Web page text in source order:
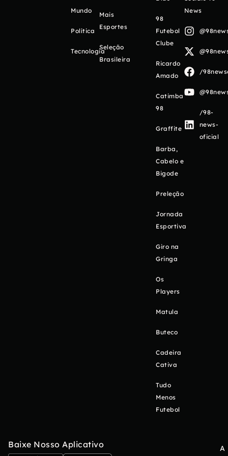
Mundo
Política
Tecnologia
Mais
Esportes
Seleção
Brasileira
98
Futebol
Clube
Ricardo
Amado
Catimba
98
Graffite
Barba,
Cabelo e
Bigode
Preleção
Jornada
Esportiva
Giro na
Gringa
Os
Players
Matula
Buteco
Cadeira
Cativa
Tudo
Menos
Futebol
News
/
/98-
news-
oficial
Baixe Nosso Aplicativo
A